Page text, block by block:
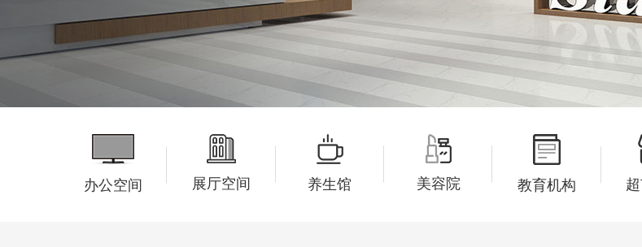
办公空间 展厅空间 养生馆 美容院 教育机构